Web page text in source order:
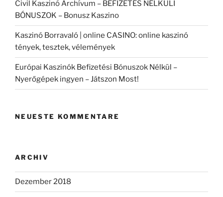
Civil Kaszinó Archívum – BEFIZETÉS NÉLKÜLI
BÓNUSZOK – Bonusz Kaszino
Kaszinó Borravaló | online CASINO: online kaszinó
tények, tesztek, vélemények
Európai Kaszinók Befizetési Bónuszok Nélkül –
Nyerőgépek ingyen – Játszon Most!
NEUESTE KOMMENTARE
ARCHIV
Dezember 2018